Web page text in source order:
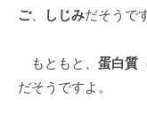
ご、 しじみだそうで
もともと、 蛋白質
だそうですよ。